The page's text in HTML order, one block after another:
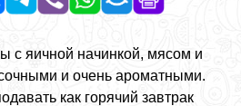
с яичной начинкой, мясом и
и очень ароматными.
как горячий завтрак